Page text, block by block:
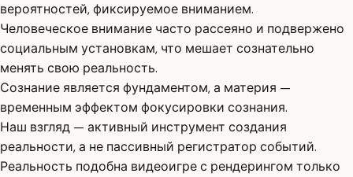
вероятностей, фиксируемое вниманием.
Человеческое внимание часто рассеяно и подвержено
социальным установкам, что мешает сознательно
менять свою реальность.
Сознание является фундаментом, а материя —
временным эффектом фокусировки сознания.
Наш взгляд — активный инструмент создания
реальности, а не пассивный регистратор событий.
Реальность подобна видеоигре с рендерингом только